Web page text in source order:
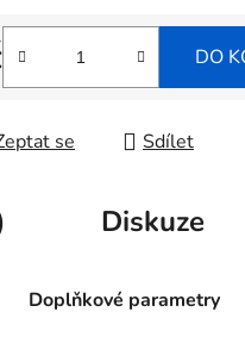
DO
se Sdílet
Diskuze
Doplňkové parametry